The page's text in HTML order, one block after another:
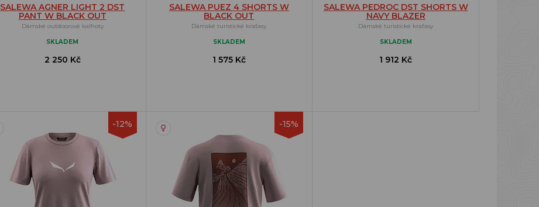
SALEWA AGNER LIGHT 2 DST
PANT W BLACK OUT
Dámské outdoorové kalhoty
SKLADEM
2 250 Kč
SALEWA PUEZ 4 SHORTS W
BLACK OUT
Dámské turistické kraťasy
SKLADEM
1 575 Kč
SALEWA PEDROC DST SHORTS W
NAVY BLAZER
Dámské turistické kraťasy
SKLADEM
1 912 Kč
-12% -15%